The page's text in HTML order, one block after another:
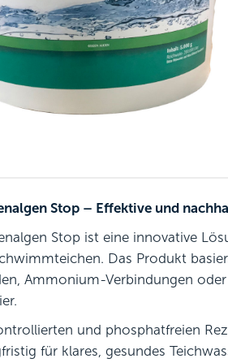
Stop – Effektive und
Stop ist eine innovative
Das Produkt
Ammonium-Verbindungen
und phosphatfreien
für klares, gesundes